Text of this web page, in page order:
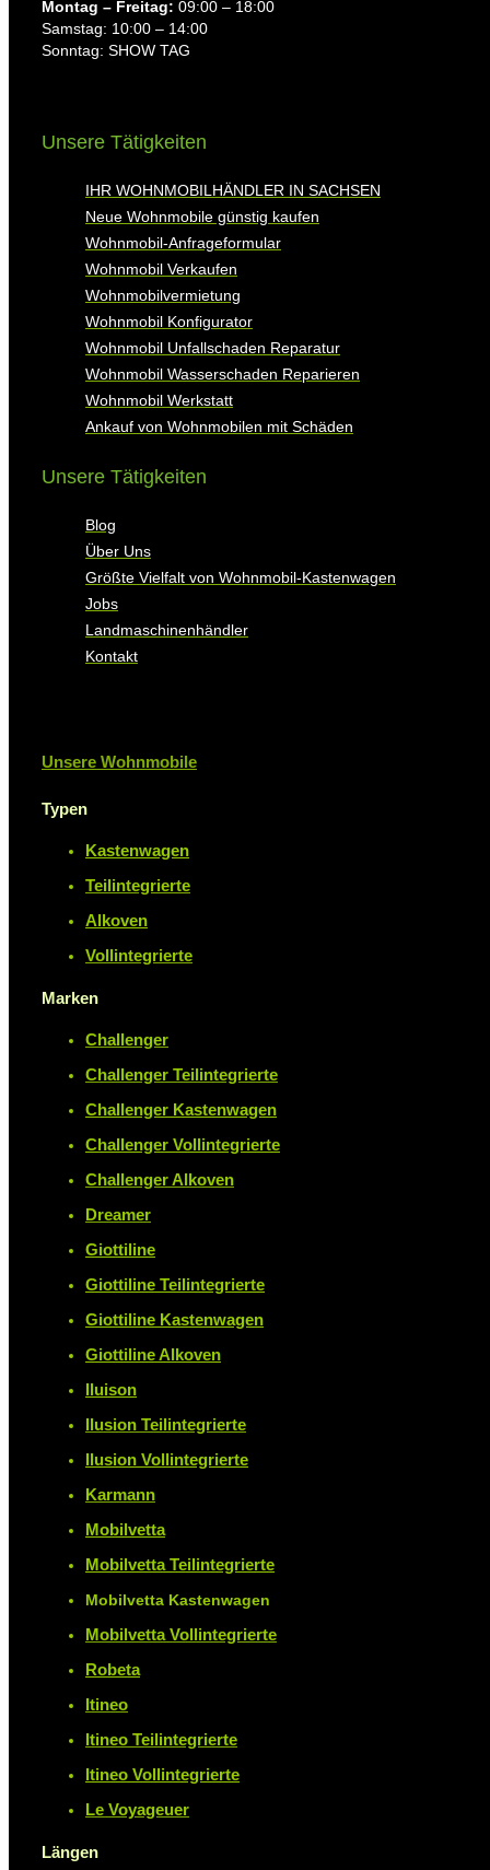
Montag ⁠– Freitag: 09:00 – 18:00
Samstag: 10:00 – 14:00
Sonntag: SHOW TAG
Unsere Tätigkeiten
IHR WOHNMOBILHÄNDLER IN SACHSEN
Neue Wohnmobile günstig kaufen
Wohnmobil-Anfrageformular
Wohnmobil Verkaufen
Wohnmobilvermietung
Wohnmobil Konfigurator
Wohnmobil Unfallschaden Reparatur
Wohnmobil Wasserschaden Reparieren
Wohnmobil Werkstatt
Ankauf von Wohnmobilen mit Schäden
Unsere Tätigkeiten
Blog
Über Uns
Größte Vielfalt von Wohnmobil-Kastenwagen
Jobs
Landmaschinenhändler
Kontakt
Unsere Wohnmobile
Typen
Kastenwagen
Teilintegrierte
Alkoven
Vollintegrierte
Marken
Challenger
Challenger Teilintegrierte
Challenger Kastenwagen
Challenger Vollintegrierte
Challenger Alkoven
Dreamer
Giottiline
Giottiline Teilintegrierte
Giottiline Kastenwagen
Giottiline Alkoven
Iluison
Ilusion Teilintegrierte
Ilusion Vollintegrierte
Karmann
Mobilvetta
Mobilvetta Teilintegrierte
Mobilvetta Kastenwagen
Mobilvetta Vollintegrierte
Robeta
Itineo
Itineo Teilintegrierte
Itineo Vollintegrierte
Le Voyageuer
Längen